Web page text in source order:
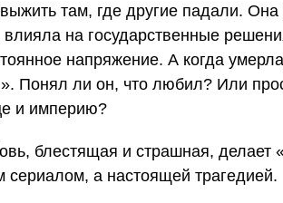
там, где другие падали. Она
влияла на государственные
напряжение. А когда
Понял ли он, что любил? Или
и империю?
блестящая и страшная, делает
сериалом, а настоящей трагедией.